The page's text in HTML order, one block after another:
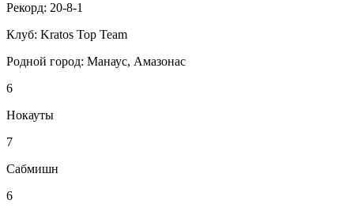
Рекорд: 20-8-1
Клуб: Kratos Top Team
Родной город: Манаус, Амазонас
6
Нокауты
7
Сабмишн
6